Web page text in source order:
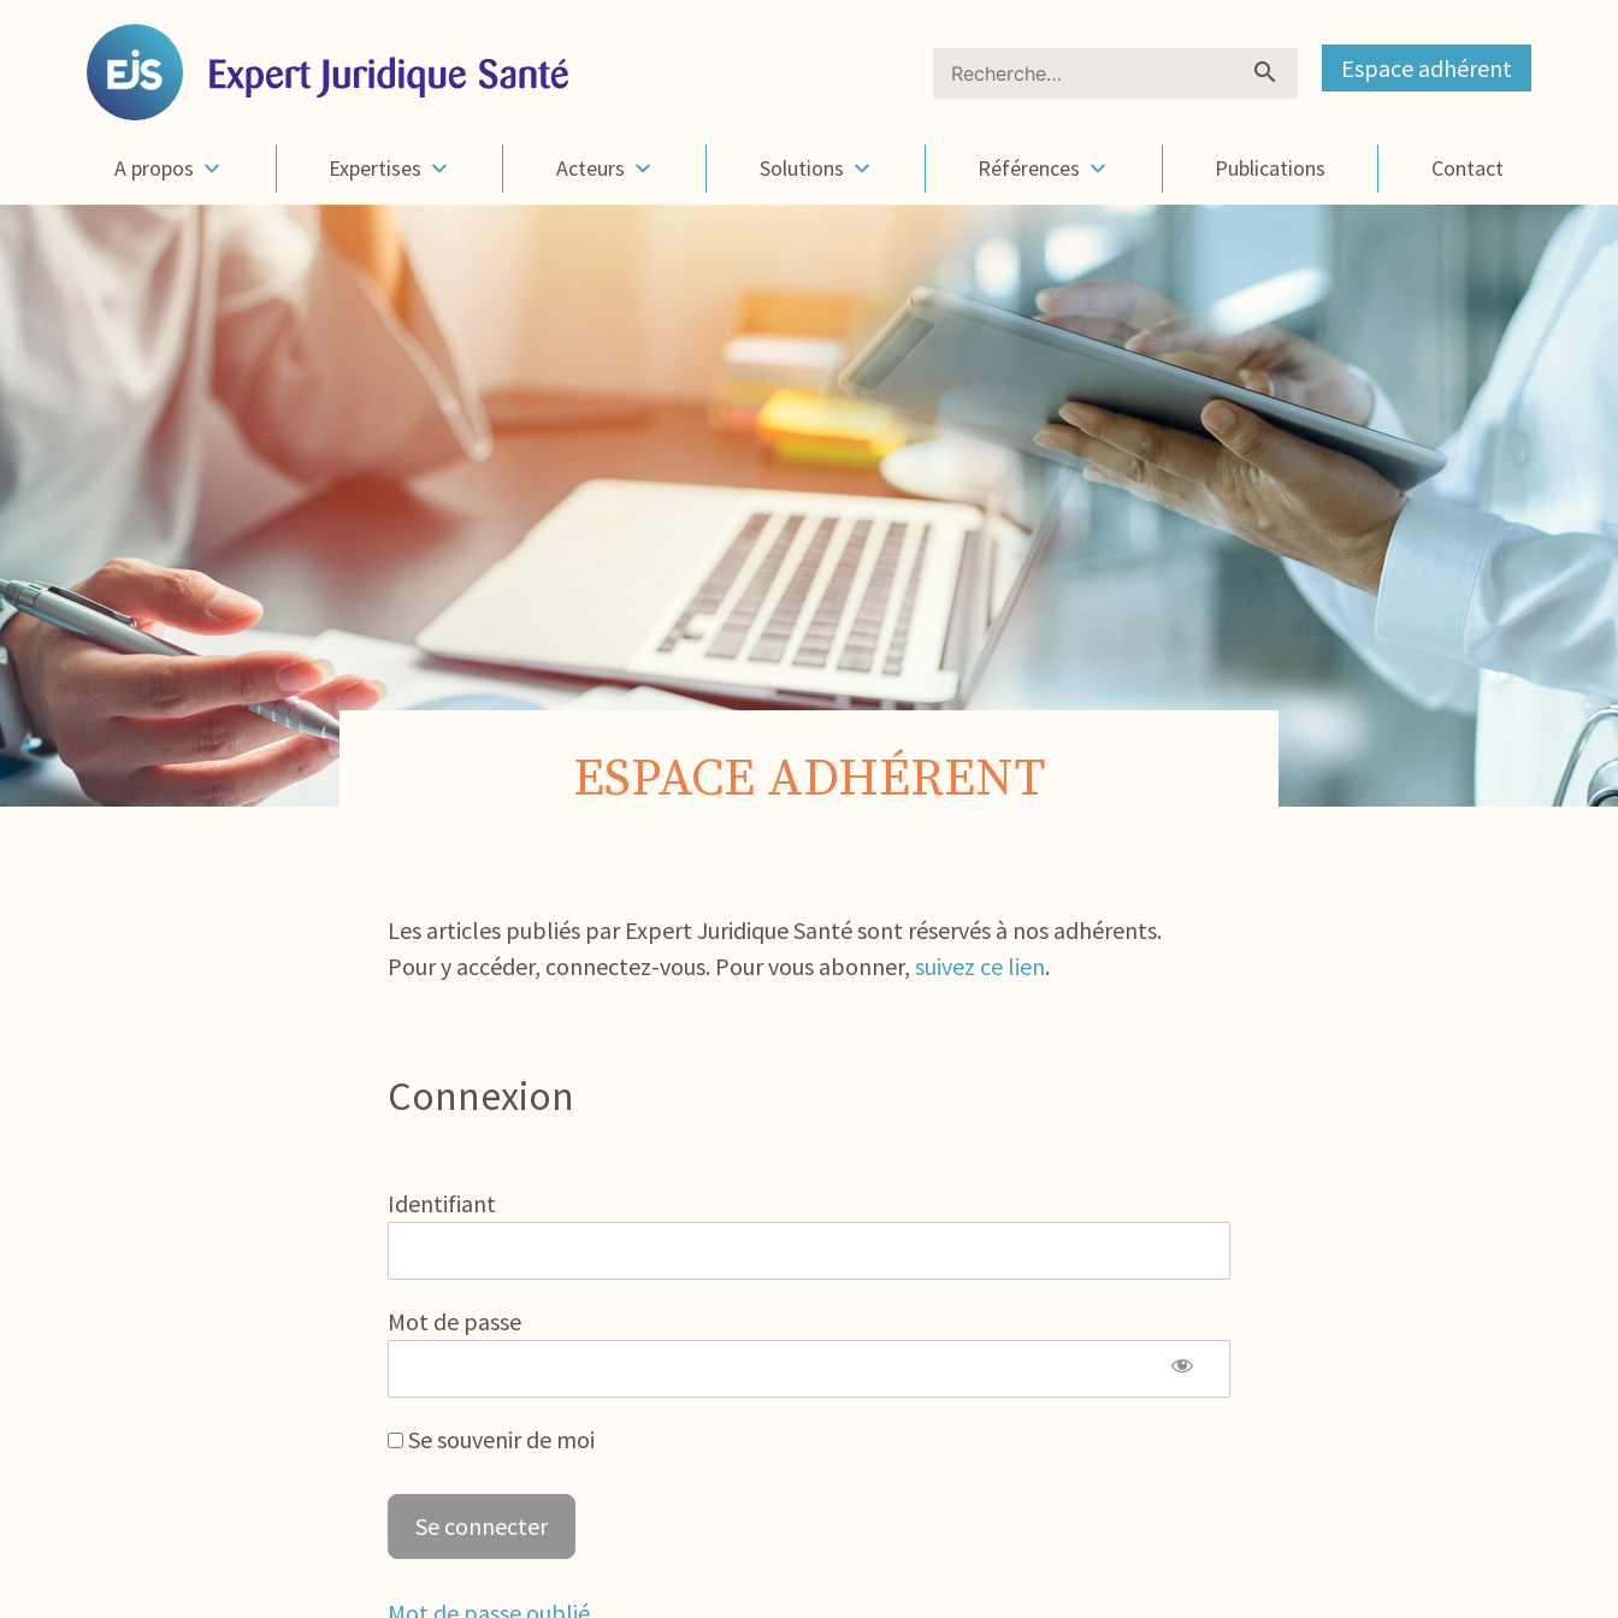
Rechercher : Espace adhérent
A propos Expertises Acteurs Solutions Références Publications Contact
ESPACE ADHÉRENT
Les articles publiés par Expert Juridique Santé sont réservés à nos adhérents.
Pour y accéder, connectez-vous. Pour vous abonner, suivez ce lien.
Connexion
Identifiant
Mot de passe
Se souvenir de moi